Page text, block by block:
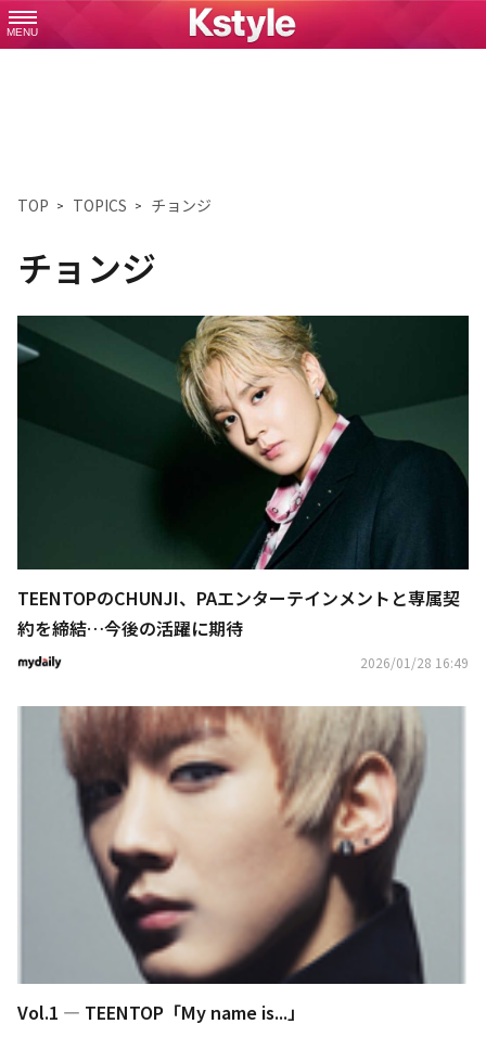
MENU
TOP TOPICS チョンジ
チョンジ
TEENTOPのCHUNJI、PAエンターテインメントと専属契
約を締結…今後の活躍に期待
2026/01/28 16:49
Vol.1 ― TEENTOP「My name is...」